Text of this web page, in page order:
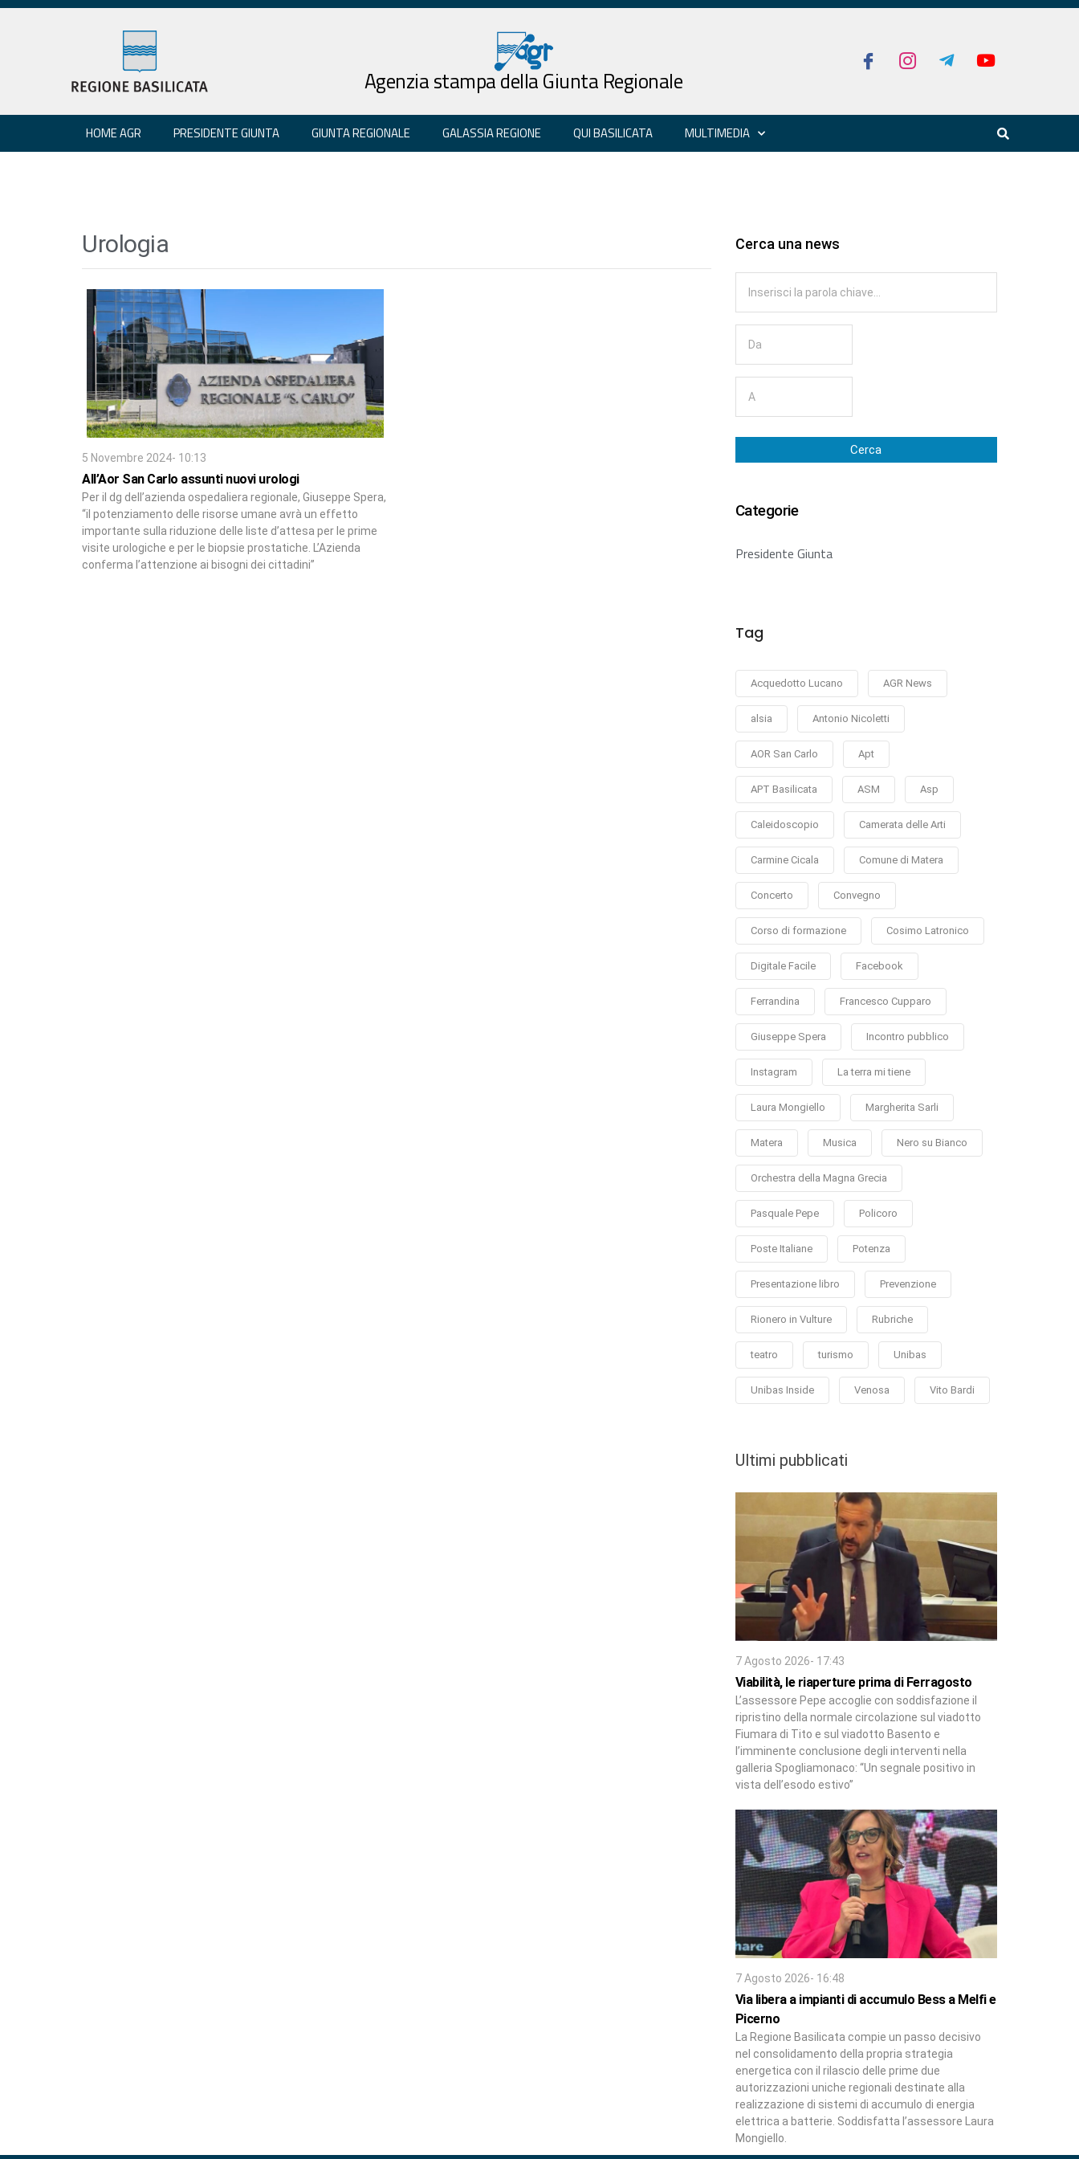
Agenzia stampa della Giunta Regionale
HOME AGR PRESIDENTE GIUNTA GIUNTA REGIONALE GALASSIA REGIONE QUI BASILICATA MULTIMEDIA
Urologia
5 Novembre 2024- 10:13
All’Aor San Carlo assunti nuovi urologi
Per il dg dell’azienda ospedaliera regionale, Giuseppe Spera,
“il potenziamento delle risorse umane avrà un effetto
importante sulla riduzione delle liste d’attesa per le prime
visite urologiche e per le biopsie prostatiche. L’Azienda
conferma l’attenzione ai bisogni dei cittadini”
Cerca una news
Cerca
Categorie
Presidente Giunta
Tag
Acquedotto Lucano AGR News
alsia Antonio Nicoletti
AOR San Carlo Apt
APT Basilicata ASM Asp
Caleidoscopio Camerata delle Arti
Carmine Cicala Comune di Matera
Concerto Convegno
Corso di formazione Cosimo Latronico
Digitale Facile Facebook
Ferrandina Francesco Cupparo
Giuseppe Spera Incontro pubblico
Instagram La terra mi tiene
Laura Mongiello Margherita Sarli
Matera Musica Nero su Bianco
Orchestra della Magna Grecia
Pasquale Pepe Policoro
Poste Italiane Potenza
Presentazione libro Prevenzione
Rionero in Vulture Rubriche
teatro turismo Unibas
Unibas Inside Venosa Vito Bardi
Ultimi pubblicati
7 Agosto 2026- 17:43
Viabilità, le riaperture prima di Ferragosto
L’assessore Pepe accoglie con soddisfazione il
ripristino della normale circolazione sul viadotto
Fiumara di Tito e sul viadotto Basento e
l’imminente conclusione degli interventi nella
galleria Spogliamonaco: “Un segnale positivo in
vista dell’esodo estivo”
7 Agosto 2026- 16:48
Via libera a impianti di accumulo Bess a Melfi e
Picerno
La Regione Basilicata compie un passo decisivo
nel consolidamento della propria strategia
energetica con il rilascio delle prime due
autorizzazioni uniche regionali destinate alla
realizzazione di sistemi di accumulo di energia
elettrica a batterie. Soddisfatta l’assessore Laura
Mongiello.